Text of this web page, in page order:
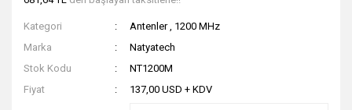
Kategori Antenler , 1200 MHz
Marka
Natyatech
Stok Kodu
NT1200M
Fiyat
137,00 USD + KDV